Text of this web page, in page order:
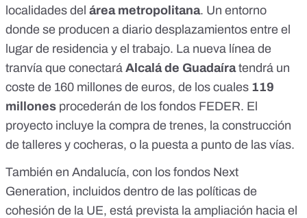
localidades del área metropolitana. Un entorno
donde se producen a diario desplazamientos entre el
lugar de residencia y el trabajo. La nueva línea de
tranvía que conectará Alcalá de Guadaíratendrá un
coste de 160 millones de euros, de los cuales 119
millones procederán de los fondos FEDER. El
proyecto incluye la compra de trenes, la construcción
de talleres y cocheras, o la puesta a punto de las vías.
También en Andalucía, con los fondos Next
Generation, incluidos dentro de las políticas de
cohesión de la UE, está prevista la ampliación hacia el